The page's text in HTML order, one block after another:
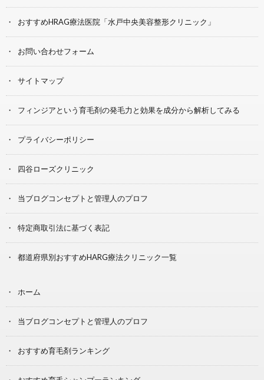
おすすめHRAG療法医院「水戸中央美容整形クリニック」
お問い合わせフォーム
サイトマップ
フィンジアという育毛剤の発毛力と効果を成分から解析してみる
プライバシーポリシー
四谷ローズクリニック
当ブログコンセプトと管理人のプロフ
特定商取引法に基づく表記
都道府県別おすすめHARG療法クリニック一覧
ホーム
当ブログコンセプトと管理人のプロフ
おすすめ育毛剤ランキング